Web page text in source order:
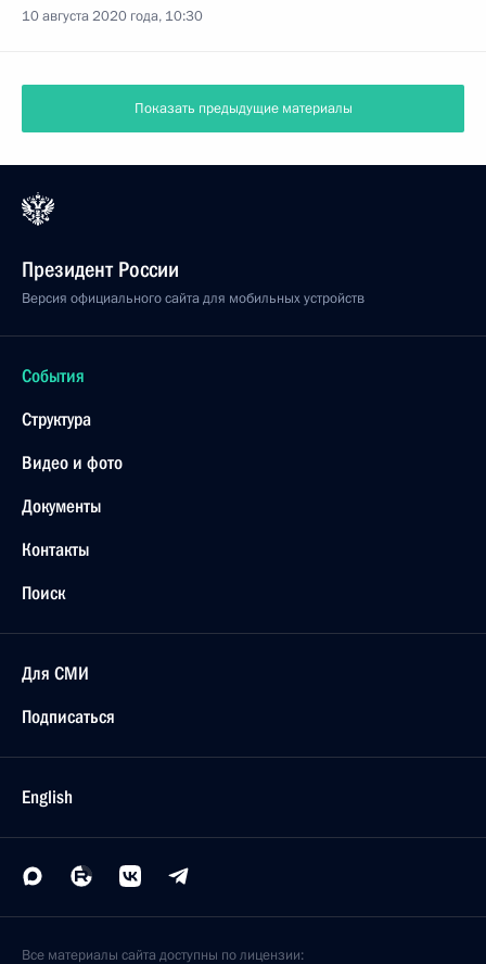
10 августа 2020 года, 10:30
Показать предыдущие материалы
Президент России
Версия официального сайта для мобильных устройств
События
Структура
Видео и фото
Документы
Контакты
Поиск
Для СМИ
Подписаться
English
Все материалы сайта доступны по лицензии: